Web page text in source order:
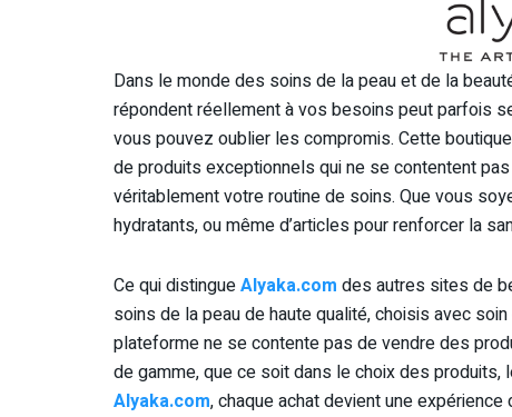
Dans le monde des soins de la peau et de la
répondent réellement à vos besoins peut parfois
vous pouvez oublier les compromis. Cette
de produits exceptionnels qui ne se contentent
véritablement votre routine de soins. Que vous
hydratants, ou même d’articles pour renforcer la
Ce qui distingueAlyaka.com des autres sites de
soins de la peau de haute qualité, choisis avec
plateforme ne se contente pas de vendre des
de gamme, que ce soit dans le choix des
Alyaka.com, chaque achat devient une expérience